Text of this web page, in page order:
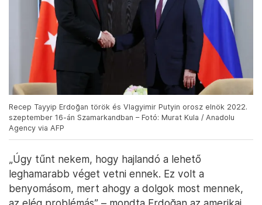
Recep Tayyip Erdoğan török és Vlagyimir Putyin orosz elnök 2022.
szeptember 16-án Szamarkandban – Fotó: Murat Kula / Anadolu
Agency via AFP
„Úgy tűnt nekem, hogy hajlandó a lehető
leghamarabb véget vetni ennek. Ez volt a
benyomásom, mert ahogy a dolgok most mennek,